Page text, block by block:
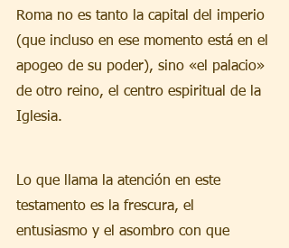
Roma no es tanto la capital del imperio
(que incluso en ese momento está en el
apogeo de su poder), sino «el palacio»
de otro reino, el centro espiritual de la
Iglesia.
Lo que llama la atención en este
testamento es la frescura, el
entusiasmo y el asombro con que